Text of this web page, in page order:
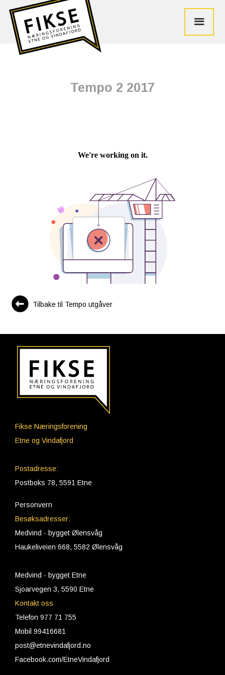
Tempo 2 2017
Tilbake til Tempo utgåver
Fikse Næringsforening
Etne og Vindafjord
Postadresse:
Postboks 78, 5591 Etne
Personvern
Besøksadresser:
Medvind - bygget Ølensvåg
Haukeliveien 668, 5582 Ølensvåg
Medvind - bygget Etne
Sjoarvegen 3, 5590 Etne
Kontakt oss
Telefon 977 71 755
Mobil 99416681
post@etnevindafjord.no
Facebook.com/EtneVindafjord